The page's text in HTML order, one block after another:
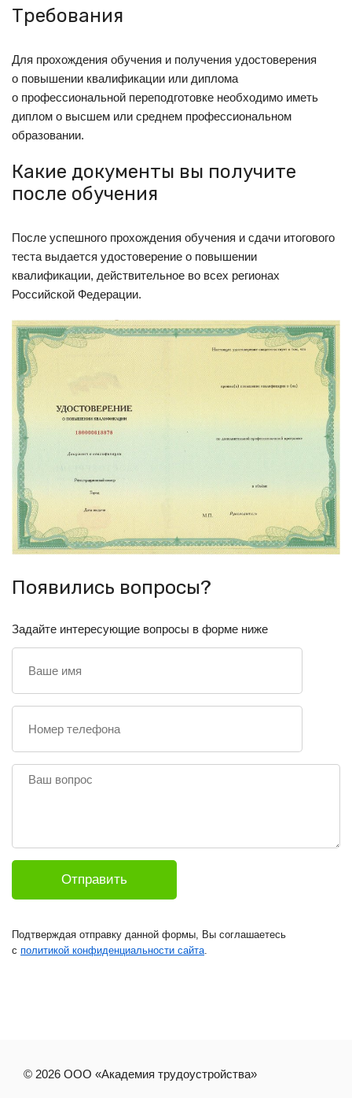
Требования
Для прохождения обучения и получения удостоверения
о повышении квалификации или диплома
о профессиональной переподготовке необходимо иметь
диплом о высшем или среднем профессиональном
образовании.
Какие документы вы получите
после обучения
После успешного прохождения обучения и сдачи итогового
теста выдается удостоверение о повышении
квалификации, действительное во всех регионах
Российской Федерации.
Появились вопросы?
Задайте интересующие вопросы в форме ниже
Ваше
имя
Номер
телефона
Ваш
вопрос
Подтверждая отправку данной формы, Вы соглашаетесь
с политикой конфиденциальности сайта.
© 2026 ООО «Академия трудоустройства»